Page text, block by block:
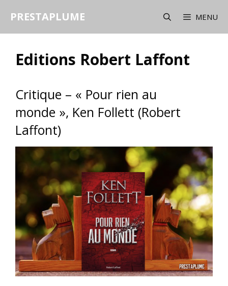
PRESTAPLUME MENU
Editions Robert Laffont
Critique – « Pour rien au
monde », Ken Follett (Robert
Laffont)